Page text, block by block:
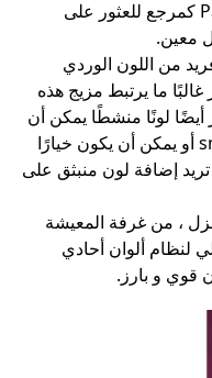
تُستخدم حوامل ألوان شركة Pantone كمرجع للعثور على
معين.
من اللون الوردي
ما يرتبط مزيج هذه
أيضًا لونًا منشطًا يمكن أن
يستخدم بكميات قليلة small touches أو يمكن أن يكون خيارًا
تريد إضافة لون منبثق على
، من غرفة المعيشة
لنظام ألوان أحادي
قوي و بارز.